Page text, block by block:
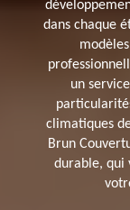
dans chaque
un
climatiques
Brun
durable, qui